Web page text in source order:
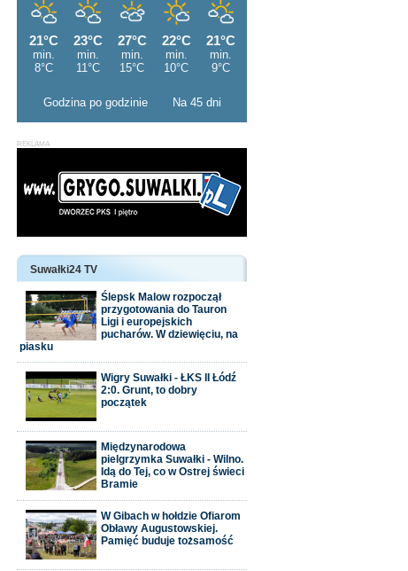
Godzina po godzinie Na 45 dni
Suwałki24 TV
Ślepsk Malow rozpoczął
przygotowania do Tauron
Ligi i europejskich
pucharów. W dziewięciu, na
piasku
Wigry Suwałki - ŁKS II Łódź
2:0. Grunt, to dobry
początek
Międzynarodowa
pielgrzymka Suwałki - Wilno.
Idą do Tej, co w Ostrej świeci
Bramie
W Gibach w hołdzie Ofiarom
Obławy Augustowskiej.
Pamięć buduje tożsamość